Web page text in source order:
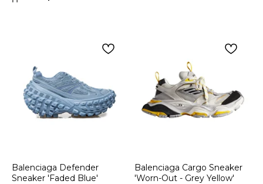
Balenciaga Defender
Sneaker 'Faded Blue'
Balenciaga Cargo Sneaker
'Worn-Out - Grey Yellow'